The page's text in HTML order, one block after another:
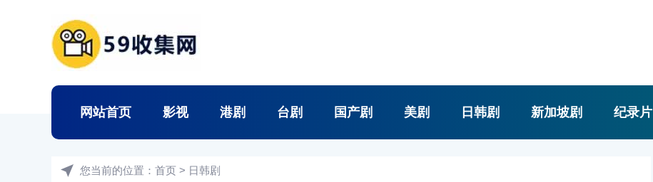
网站首页 影视 港剧 台剧 国产剧 美剧 日韩剧 新加坡剧 纪录片
您当前的位置： 首页 > 日韩剧